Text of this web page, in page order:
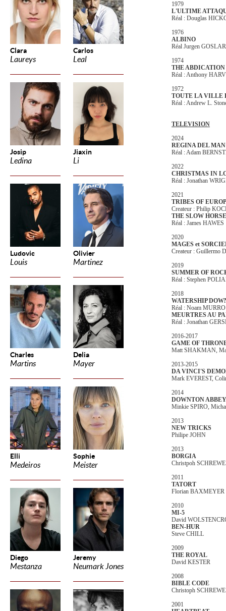
Clara
Laureys
Carlos
Leal
Josip
Ledina
Jiaxin
Li
Ludovic
Louis
Olivier
Martinez
Charles
Martins
Delia
Mayer
Elli
Medeiros
Sophie
Meister
Diego
Mestanza
Jeremy
Neumark Jones
1979
L'ULTIME
Réal : Douglas
1976
ALBINO
Réal Jurgen GOSLAR
1974
THE ABDICATION
Réal : Anthony
1972
TOUTE LA VILLE
Réal : Andrew L.
TELEVISION
2024
REGINA DEL
Réal : Adam
2022
CHRISTMAS IN
Réal : Jonathan
2021
TRIBES OF
Createur : Philip
THE SLOW
Réal : James HAWES
2020
MAGES et
Createur : Guillermo
2019
SUMMER OF
Réal : Stephen
2018
WATERSHIP
Réal : Noam
MEURTRES AU
Réal : Jonathan
2016-2017
GAME OF
Matt SHAKMAN,
2013-2015
DA VINCI'S
Mark EVEREST,
2014
DOWNTON ABBEY
Minkie SPIRO,
2013
NEW TRICKS
Philipe JOHN
2013
BORGIA
Christpoh SCHREWE
2011
TATORT
Florian BAXMEYER
2010
MI-5
David
BEN-HUR
Steve CHILL
2009
THE ROYAL
David KESTER
2008
BIBLE CODE
Christoph SCHREWE
2001